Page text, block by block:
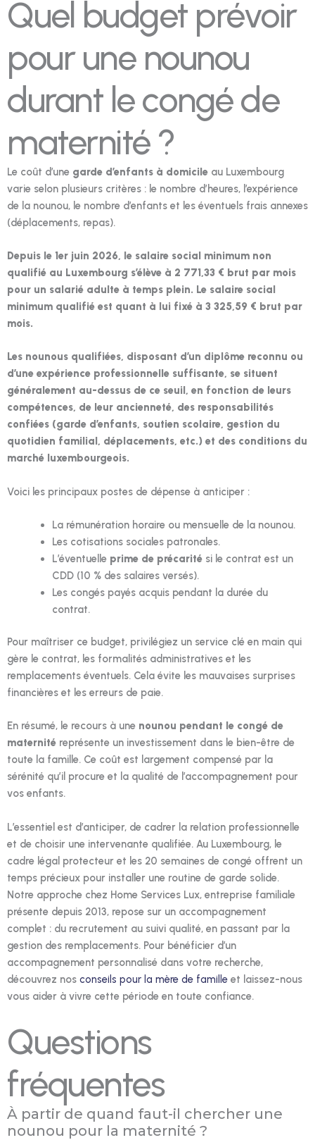
Quel budget prévoir
pour une nounou
durant le congé de
maternité ?
Le coût d’une garde d’enfants à domicile au Luxembourg
varie selon plusieurs critères : le nombre d’heures, l’expérience
de la nounou, le nombre d’enfants et les éventuels frais annexes
(déplacements, repas).
Depuis le 1er juin 2026, le salaire social minimum non
qualifié au Luxembourg s’élève à 2 771,33 € brut par mois
pour un salarié adulte à temps plein. Le salaire social
minimum qualifié est quant à lui fixé à 3 325,59 € brut par
mois.
Les nounous qualifiées, disposant d’un diplôme reconnu ou
d’une expérience professionnelle suffisante, se situent
généralement au-dessus de ce seuil, en fonction de leurs
compétences, de leur ancienneté, des responsabilités
confiées (garde d’enfants, soutien scolaire, gestion du
quotidien familial, déplacements, etc.) et des conditions du
marché luxembourgeois.
Voici les principaux postes de dépense à anticiper :
La rémunération horaire ou mensuelle de la nounou.
Les cotisations sociales patronales.
L’éventuelle prime de précaritési le contrat est un
CDD (10 % des salaires versés).
Les congés payés acquis pendant la durée du
contrat.
Pour maîtriser ce budget, privilégiez un service clé en main qui
gère le contrat, les formalités administratives et les
remplacements éventuels. Cela évite les mauvaises surprises
financières et les erreurs de paie.
En résumé, le recours à une nounou pendant le congé de
maternité représente un investissement dans le bien-être de
toute la famille. Ce coût est largement compensé par la
sérénité qu’il procure et la qualité de l’accompagnement pour
vos enfants.
L’essentiel est d’anticiper, de cadrer la relation professionnelle
et de choisir une intervenante qualifiée. Au Luxembourg, le
cadre légal protecteur et les 20 semaines de congé offrent un
temps précieux pour installer une routine de garde solide.
Notre approche chez Home Services Lux, entreprise familiale
présente depuis 2013, repose sur un accompagnement
complet : du recrutement au suivi qualité, en passant par la
gestion des remplacements. Pour bénéficier d’un
accompagnement personnalisé dans votre recherche,
découvrez nos conseils pour la mère de famille et laissez-nous
vous aider à vivre cette période en toute confiance.
Questions
fréquentes
À partir de quand faut-il chercher une
nounou pour la maternité ?